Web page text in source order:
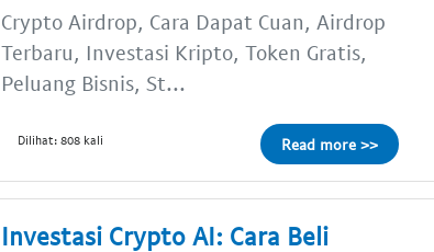
Crypto Airdrop, Cara Dapat Cuan, Airdrop
Terbaru, Investasi Kripto, Token Gratis,
Peluang Bisnis, St...
Dilihat: 808 kali Read more >>
Investasi Crypto AI: Cara Beli